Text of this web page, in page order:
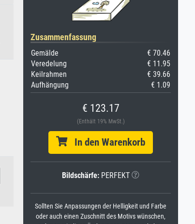
Zusammenfassung
Gemälde
€ 70.46
Veredelung
€ 11.95
Keilrahmen
€ 39.66
Aufhängung
€ 1.09
€ 123.17
(Enthält 19% MwSt.)
In den Warenkorb
Bildschärfe: PERFEKT
Sollten Sie Anpassungen der Helligkeit und Farbe
oder auch einen Zuschnitt des Motivs wünschen,